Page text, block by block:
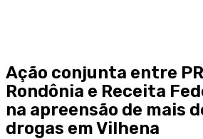
Ação conjunta entre
Rondônia e Receita
na apreensão de mais
drogas em Vilhena